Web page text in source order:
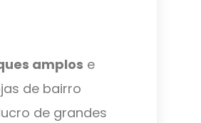
amplos e
de bairro
de grandes